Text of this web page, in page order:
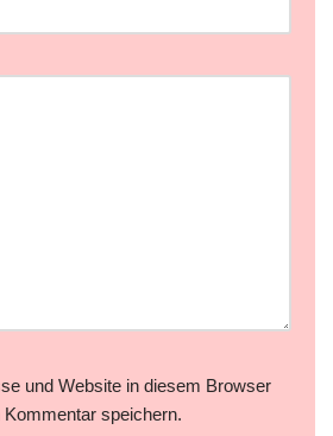
und Website in diesem Browser
speichern.